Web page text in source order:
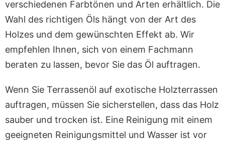
verschiedenen Farbtönen und Arten erhältlich. Die
Wahl des richtigen Öls hängt von der Art des
Holzes und dem gewünschten Effekt ab. Wir
empfehlen Ihnen, sich von einem Fachmann
beraten zu lassen, bevor Sie das Öl auftragen.
Wenn Sie Terrassenöl auf exotische Holzterrassen
auftragen, müssen Sie sicherstellen, dass das Holz
sauber und trocken ist. Eine Reinigung mit einem
geeigneten Reinigungsmittel und Wasser ist vor